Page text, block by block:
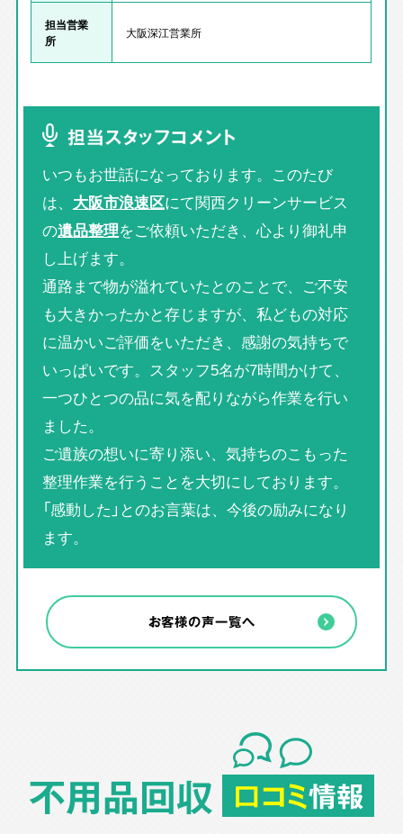
担当営業
所
大阪深江営業所
担当スタッフコメント
いつもお世話になっております。このたび
は、 大阪市浪速区にて関西クリーンサービス
の遺品整理をご依頼いただき、心より御礼申
し上げます。
通路まで物が溢れていたとのことで、ご不安
も大きかったかと存じますが、私どもの対応
に温かいご評価をいただき、感謝の気持ちで
いっぱいです。スタッフ5名が7時間かけて、
一つひとつの品に気を配りながら作業を行い
ました。
ご遺族の想いに寄り添い、気持ちのこもった
整理作業を行うことを大切にしております。
「感動した」とのお言葉は、今後の励みになり
ます。
お客様の声一覧へ
不用品回収 口コミ情報